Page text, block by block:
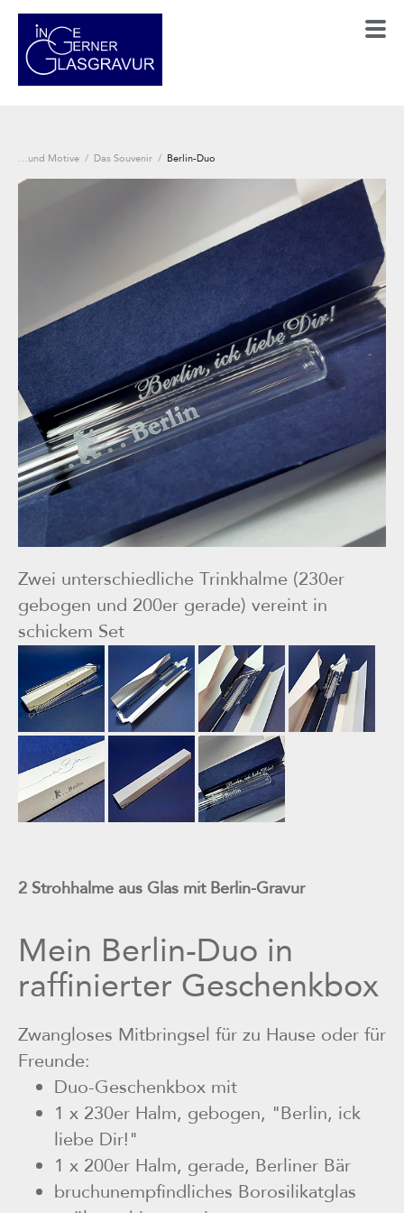
…und Motive / Das Souvenir / Berlin-Duo
Zwei unterschiedliche Trinkhalme (230er
gebogen und 200er gerade) vereint in
schickem Set
2 Strohhalme aus Glas mit Berlin-Gravur
Mein Berlin-Duo in
raffinierter Geschenkbox
Zwangloses Mitbringsel für zu Hause oder für
Freunde:
Duo-Geschenkbox mit
1 x 230er Halm, gebogen, "Berlin, ick
liebe Dir!"
1 x 200er Halm, gerade, Berliner Bär
bruchunempfindliches Borosilikatglas